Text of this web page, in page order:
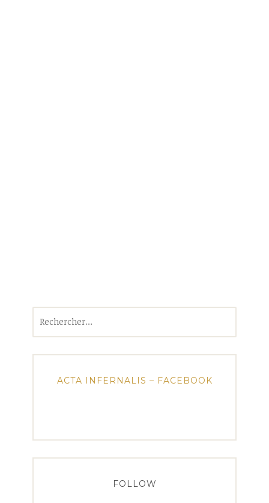
ACTA INFERNALIS – FACEBOOK
FOLLOW